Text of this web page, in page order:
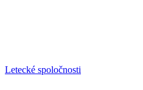
Letecké spoločnosti